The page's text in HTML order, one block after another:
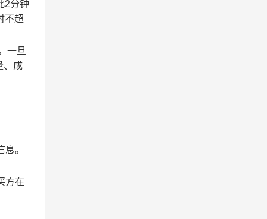
2分钟
不超
一旦
、成
。
方在